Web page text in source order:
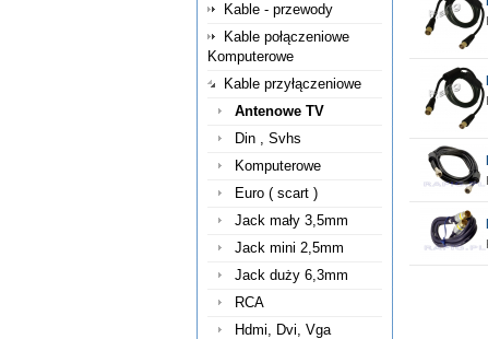
Kable - przewody
Kable połączeniowe
Komputerowe
Kable przyłączeniowe
Antenowe TV
Din , Svhs
Komputerowe
Euro ( scart )
Jack mały 3,5mm
Jack mini 2,5mm
Jack duży 6,3mm
RCA
Hdmi, Dvi, Vga